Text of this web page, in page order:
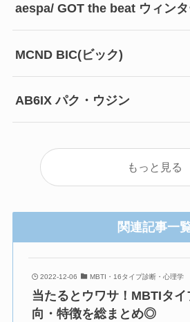
aespa/ GOT the beat ウィン
MCND BIC(ビック)
AB6IX パク・ウジン
もっと見る
関連記事一
2022-12-06 MBTI・16タイプ診断・心理学
当たるとウワサ！MBTIタ
向・特徴を総まとめ◎